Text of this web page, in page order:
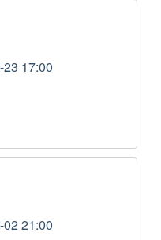
17:00
21:00